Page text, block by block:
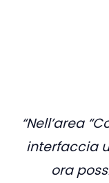
“Nell’area
interfaccia
ora